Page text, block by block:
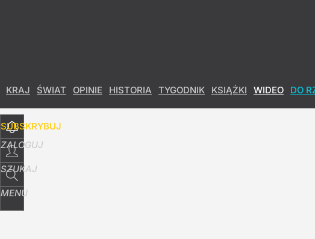
KRAJ ŚWIAT OPINIE HISTORIA TYGODNIK KSIĄŻKI WIDEO DO
SUBSKRYBUJ
ZALOGUJ
SZUKAJ
MENU